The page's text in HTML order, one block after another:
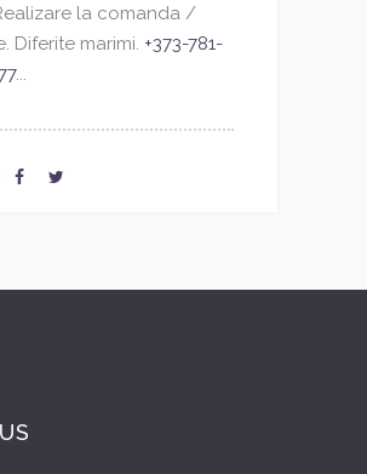
la comanda /
Diferite marimi. +373-781-
...